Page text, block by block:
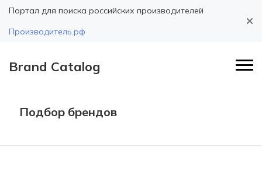
Портал для поиска российских производителей
Производитель.рф
Brand Catalog
Подбор брендов